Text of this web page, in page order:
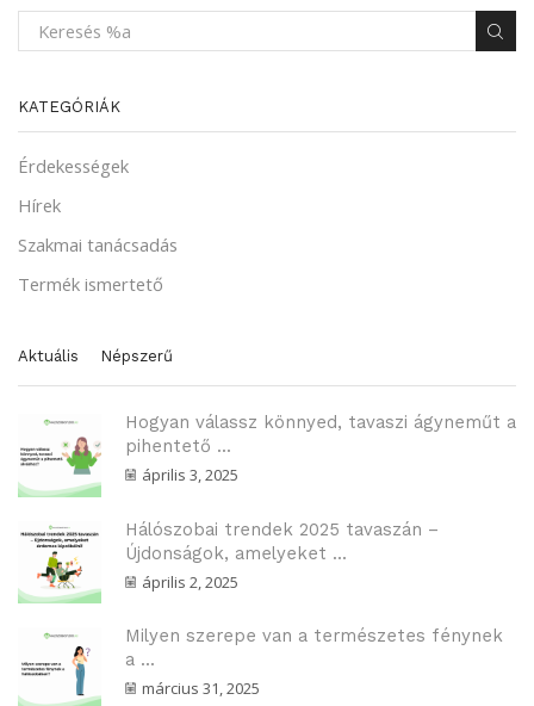
KATEGÓRIÁK
Érdekességek
Hírek
Szakmai tanácsadás
Termék ismertető
Aktuális Népszerű
Hogyan válassz könnyed, tavaszi ágyneműt a
pihentető ...
április 3, 2025
Hálószobai trendek 2025 tavaszán –
Újdonságok, amelyeket ...
április 2, 2025
Milyen szerepe van a természetes fénynek
a ...
március 31, 2025